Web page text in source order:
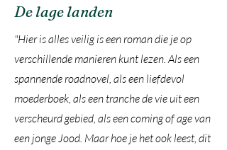
De lage landen
"Hier is alles veilig is een roman die je op
verschillende manieren kunt lezen. Als een
spannende roadnovel, als een liefdevol
moederboek, als een tranche de vie uit een
verscheurd gebied, als een coming of age van
een jonge Jood. Maar hoe je het ook leest, dit